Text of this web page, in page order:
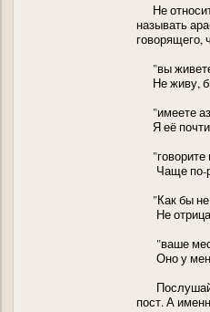
Не
называть
говорящего,
"вы
Не живу,
"имеете
Я её почти
"говорите
Чаще по-
"Как бы не
Не
"ваше
Оно у
пост. А